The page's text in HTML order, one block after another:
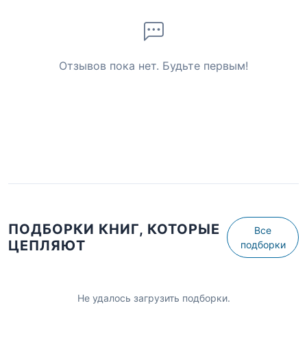
Отзывов пока нет. Будьте первым!
ПОДБОРКИ КНИГ, КОТОРЫЕ
ЦЕПЛЯЮТ
Все
подборки
Не удалось загрузить подборки.